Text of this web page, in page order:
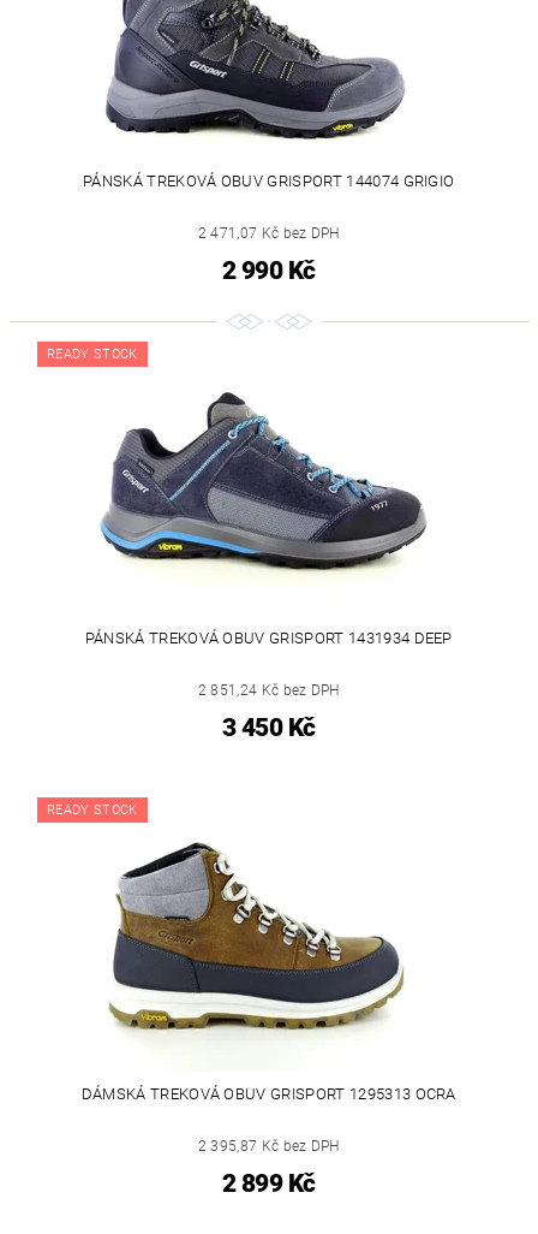
PÁNSKÁ TREKOVÁ OBUV GRISPORT 144074 GRIGIO
2 471,07 Kč bez DPH
2 990 Kč
READY STOCK
PÁNSKÁ TREKOVÁ OBUV GRISPORT 1431934 DEEP
2 851,24 Kč bez DPH
3 450 Kč
READY STOCK
DÁMSKÁ TREKOVÁ OBUV GRISPORT 1295313 OCRA
2 395,87 Kč bez DPH
2 899 Kč